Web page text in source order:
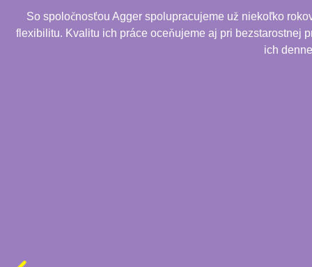
So spoločnosťou Agger spolupracujeme už niekoľko
flexibilitu. Kvalitu ich práce oceňujeme aj pri bezstarostnej
ich